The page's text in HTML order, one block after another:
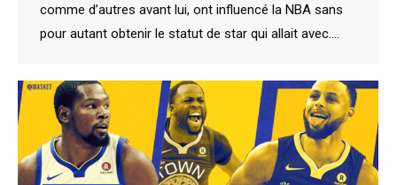
comme d’autres avant lui, ont influencé la NBA sans
pour autant obtenir le statut de star qui allait avec.…